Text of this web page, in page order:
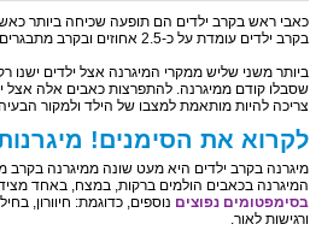
בקרב ילדים עומדת על כ-2.5 אחוזים ובקרב מתבגרים האחוזים עולים לכ-7.5.
שסבלו קודם ממיגרנה. להתפרצות כאבים אלה אצל
צריכה להיות מותאמת למצבו של הילד ולמקור
לקרוא את הסימנים!
מיגרנה בקרב ילדים היא מעט שונה ממיגרנה בקרב
המיגרנה בכאבים הולמים ברקות, במצח, באחד
בסימפטומים נפוצים נוספים, כדוגמת: חיוורון,
ורגישות לאור.